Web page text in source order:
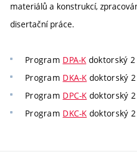
materiálů a konstrukcí,
disertační práce.
Program DPA-Kdoktorský 2
Program DKA-Kdoktorský 2
Program DPC-Kdoktorský 2
Program DKC-Kdoktorský 2